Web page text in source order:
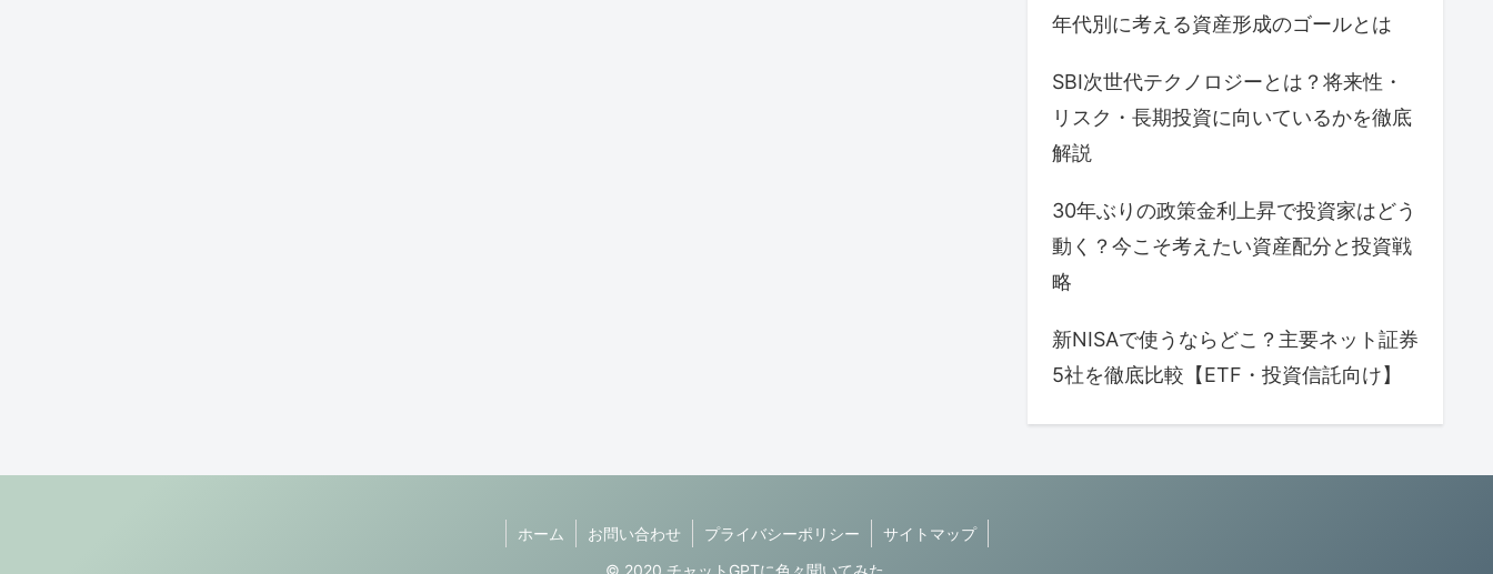
年代別に考える資産形成のゴールとは
SBI次世代テクノロジーとは？将来性・
リスク・長期投資に向いているかを徹底
解説
30年ぶりの政策金利上昇で投資家はどう
動く？今こそ考えたい資産配分と投資戦
略
新NISAで使うならどこ？主要ネット証券
5社を徹底比較【ETF・投資信託向け】
ホーム お問い合わせ プライバシーポリシー
サイトマップ